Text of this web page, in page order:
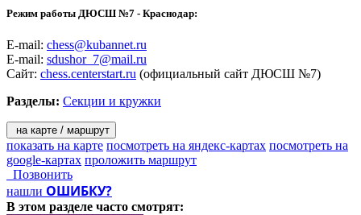
Режим работы ДЮСШ №7 - Краснодар:
E-mail: chess@kubannet.ru
E-mail: sdushor_7@mail.ru
Сайт: chess.centerstart.ru (официальный сайт ДЮСШ №7)
Разделы: Секции и кружки
на карте / маршрут
показать на карте посмотреть на яндекс-картах посмотреть на
google-картах проложить маршрут
Позвонить
нашли ОШИБКУ?
В этом разделе часто смотрят: